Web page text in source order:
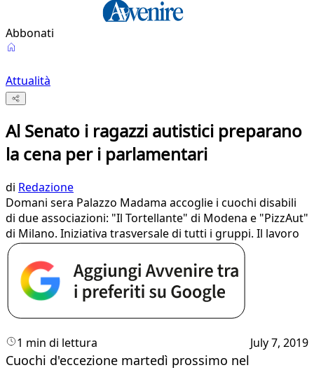
Abbonati
Attualità
Al Senato i ragazzi autistici preparano
la cena per i parlamentari
di Redazione
Domani sera Palazzo Madama accoglie i cuochi disabili
di due associazioni: "Il Tortellante" di Modena e "PizzAut"
di Milano. Iniziativa trasversale di tutti i gruppi. Il lavoro
1 min di lettura July 7, 2019
Cuochi d'eccezione martedì prossimo nel